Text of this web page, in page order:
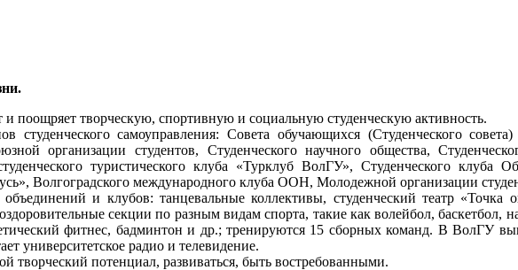
поощряет творческую, спортивную и социальную студенческую активность.
самоуправления: Совета обучающихся (Студенческого
организации студентов, Студенческого научного общества,
туристического клуба «Турклуб ВолГУ», Студенческого клуба
Волгоградского международного клуба ООН, Молодежной организации
и клубов: танцевальные коллективы, студенческий театр «Точка
секции по разным видам спорта, такие как волейбол, баскетбол,
фитнес, бадминтон и др.; тренируются 15 сборных команд. В ВолГУ
университетское радио и телевидение.
творческий потенциал, развиваться, быть востребованными.